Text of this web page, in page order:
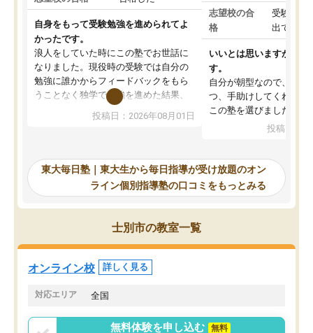
自身をもって受験勉強を進められてよ
かったです。
浪人をしていた時にこの塾でお世話に
なりました。現役時の受験では自分の
勉強に誰かからフィードバックをもら
うことなく独学で勉強を進めた結果、
入試本番に地歴の学習が間に合わず不
合格となってしまいました。その経験
東大毎日塾にたどり着きました。学習
の長期計画や日々の勉強のやり方につ
いて客観的なアドバイスをいただけた
ので、自信をもって受験勉強を進める
ことができました。自分のように勉強
のやり方や進捗管理で苦労している方
には特におすすめしたい塾です。
投稿日：2026年08月01日
志望校の合
格
受験して
出ていな
いいとは思いますが、料
す。
自分が朝型なので、自習
つ、手助けしてくれる設
この塾を選びました。
投稿日：
東大毎日塾｜東大生から毎日指導が受け放題のオン
ライン個別指導塾の口コミをもっとみる
士別市の教室一覧
オンライン校 詳しく見る
対応エリア 全国
無料体験を申し込む 無料